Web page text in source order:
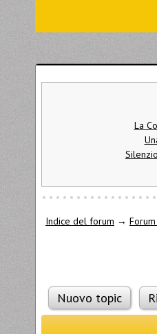
La
Indice del forum →
Nuovo topic